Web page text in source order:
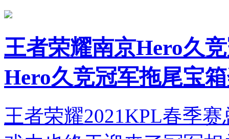
王者荣耀南京Hero久
Hero久竞冠军拖尾宝
王者荣耀2021KPL春季